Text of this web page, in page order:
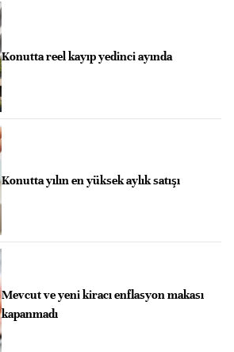
Konutta reel kayıp yedinci ayında
Konutta yılın en yüksek aylık satışı
Mevcut ve yeni kiracı enflasyon makası
kapanmadı